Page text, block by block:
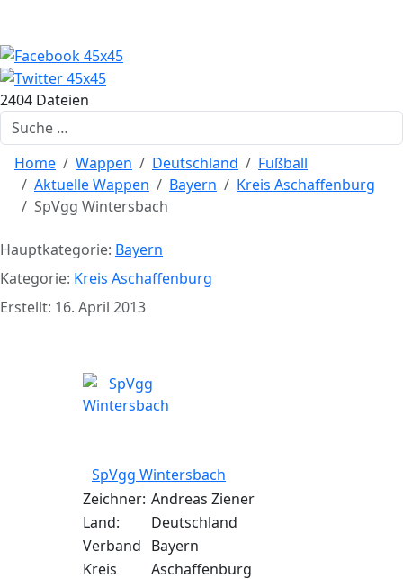
2404 Dateien
Suchen
Home Wappen Deutschland
Fußball
Aktuelle Wappen
Bayern
Kreis Aschaffenburg
SpVgg Wintersbach
Hauptkategorie: Bayern
Kategorie: Kreis Aschaffenburg
Erstellt: 16. April 2013
SpVgg Wintersbach
Zeichner: Andreas Ziener
Land:
Deutschland
Verband Bayern
Kreis
Aschaffenburg